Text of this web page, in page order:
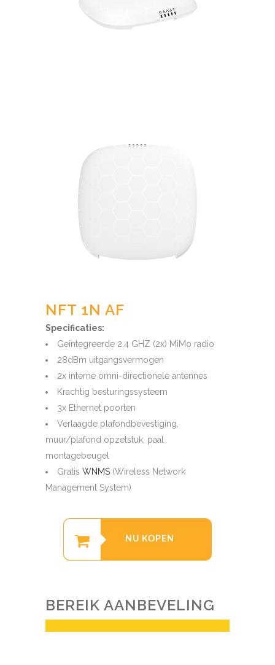
NFT 1N AF
Specificaties:
Geïntegreerde 2.4 GHZ (2x) MiMo radio
28dBm uitgangsvermogen
2x interne omni-directionele antennes
Krachtig besturingssysteem
3x Ethernet poorten
Verlaagde plafondbevestiging,
muur/plafond opzetstuk, paal
montagebeugel
Gratis WNMS (Wireless Network
Management System)
NU KOPEN
BEREIK AANBEVELING
100